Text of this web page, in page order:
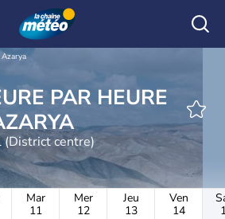
Azarya
PAR HEURE
(District centre)
Mar
11
Mer
12
Jeu
13
Ven
14